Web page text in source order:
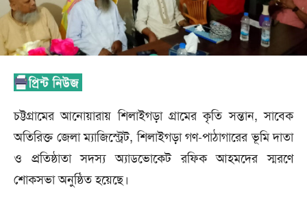
চট্টগ্রামের আনোয়ারায় শিলাইগড়া গ্রামের কৃতি সন্তান, সাবেক
অতিরিক্ত জেলা ম্যাজিস্ট্রেট, শিলাইগড়া গণ-পাঠাগারের ভূমি দাতা
ও প্রতিষ্ঠাতা সদস্য অ্যাডভোকেট রফিক আহমদের স্মরণে
শোকসভা অনুষ্ঠিত হয়েছে।